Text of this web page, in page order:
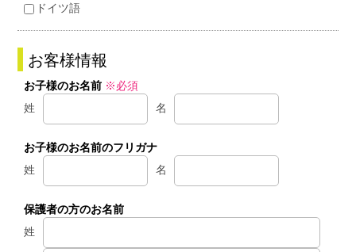
ドイツ語
お客様情報
お子様のお名前 ※必須
姓
名
お子様のお名前のフリガナ
姓
名
保護者の方のお名前
姓